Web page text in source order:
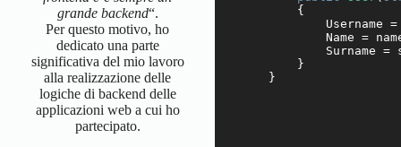
    {
Username
Name =
Surname =
    }
grande backend“.
Per questo motivo, ho
dedicato una parte
significativa del mio lavoro
alla realizzazione delle
logiche di backend delle
applicazioni web a cui ho
partecipato.